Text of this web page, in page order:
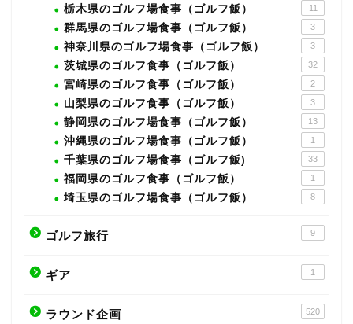
栃木県のゴルフ場食事（ゴルフ飯） 11
群馬県のゴルフ場食事（ゴルフ飯） 3
神奈川県のゴルフ場食事（ゴルフ飯） 3
茨城県のゴルフ食事（ゴルフ飯） 32
宮崎県のゴルフ食事（ゴルフ飯） 2
山梨県のゴルフ食事（ゴルフ飯） 3
静岡県のゴルフ場食事（ゴルフ飯） 13
沖縄県のゴルフ場食事（ゴルフ飯） 1
千葉県のゴルフ場食事（ゴルフ飯) 33
福岡県のゴルフ食事（ゴルフ飯） 1
埼玉県のゴルフ場食事（ゴルフ飯） 8
ゴルフ旅行 9
ギア 1
ラウンド企画 520